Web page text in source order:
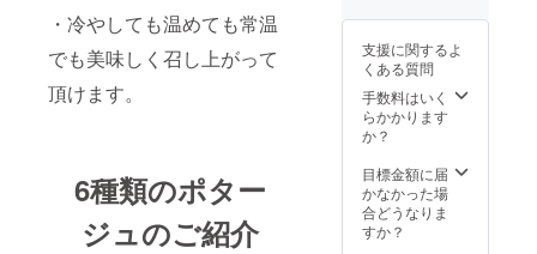
・冷やしても温めても常温
でも美味しく召し上がって
頂けます。
6種類のポター
ジュのご紹介
20
時/19-
21時か
ら選
択）
で宅配
を予
定。 ※
送料・
消費税
込みの
達時間
指定が
ある場
150g×5
かぼ
ちゃポ
ター
ジュ
トマト
ポター
ジュ
支援に関するよ
くある質問
手数料はいく
らかかります
か？
目標金額に届
かなかった場
合どうなりま
すか？